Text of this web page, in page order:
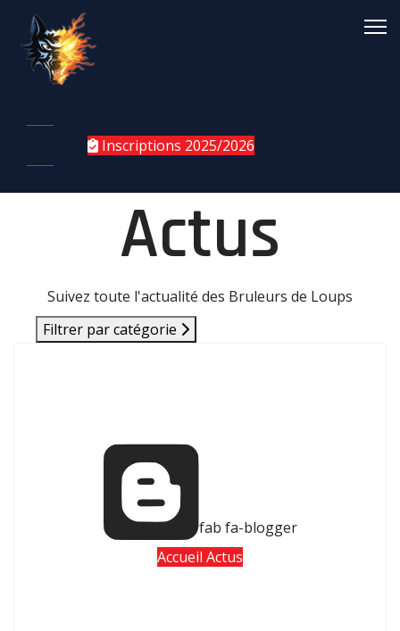
Inscriptions 2025/2026
Actus
Suivez toute l'actualité des Bruleurs de Loups
Filtrer par catégorie
fab fa-blogger
Accueil Actus